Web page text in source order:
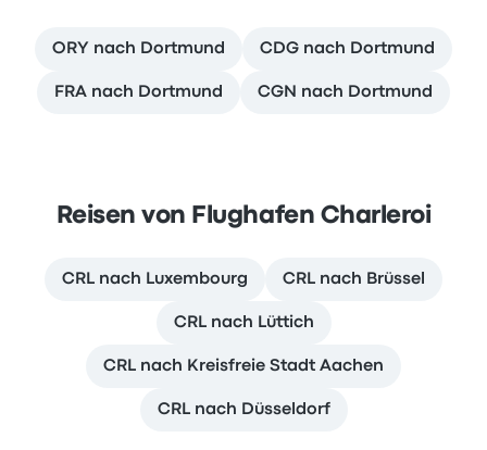
ORY nach Dortmund CDG nach Dortmund
FRA nach Dortmund CGN nach Dortmund
Reisen von Flughafen Charleroi
CRL nach Luxembourg CRL nach Brüssel
CRL nach Lüttich
CRL nach Kreisfreie Stadt Aachen
CRL nach Düsseldorf